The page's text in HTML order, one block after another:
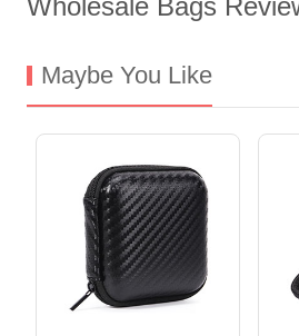
Wholesale Bags
Maybe You Like